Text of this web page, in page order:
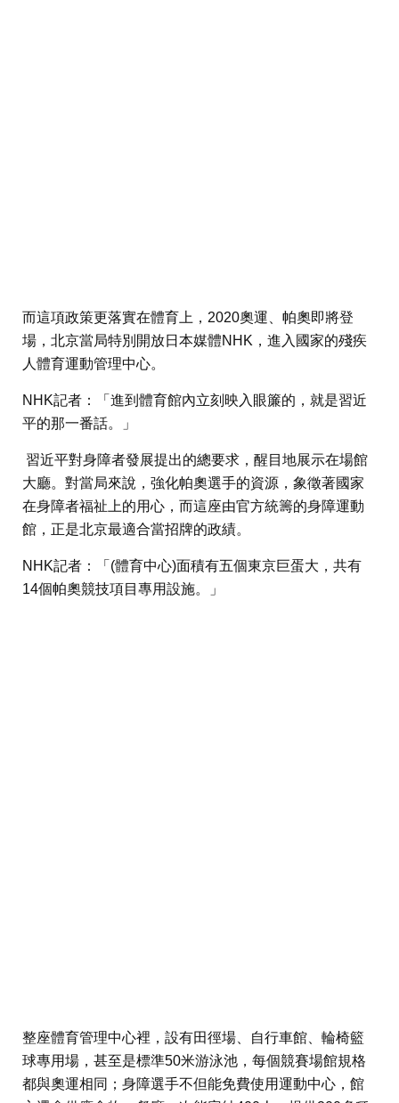
而這項政策更落實在體育上，2020奧運、帕奧即將登
場，北京當局特別開放日本媒體NHK，進入國家的殘疾
人體育運動管理中心。
NHK記者：「進到體育館內立刻映入眼簾的，就是習近
平的那一番話。」
習近平對身障者發展提出的總要求，醒目地展示在場館
大廳。對當局來說，強化帕奧選手的資源，象徵著國家
在身障者福祉上的用心，而這座由官方統籌的身障運動
館，正是北京最適合當招牌的政績。
NHK記者：「(體育中心)面積有五個東京巨蛋大，共有
14個帕奧競技項目專用設施。」
整座體育管理中心裡，設有田徑場、自行車館、輪椅籃
球專用場，甚至是標準50米游泳池，每個競賽場館規格
都與奧運相同；身障選手不但能免費使用運動中心，館